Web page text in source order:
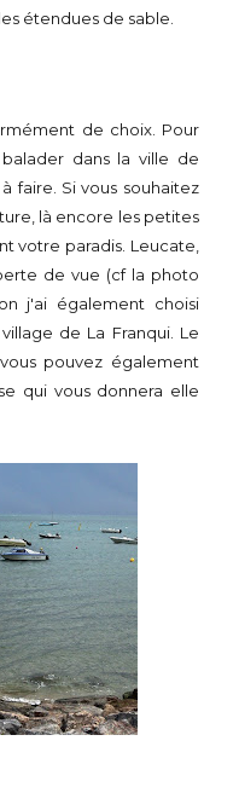
étendues de sable.
de choix. Pour
dans la ville de
faire. Si vous souhaitez
là encore les petites
votre paradis. Leucate,
de vue (cf la photo
j'ai également choisi
de La Franqui. Le
pouvez également
qui vous donnera elle